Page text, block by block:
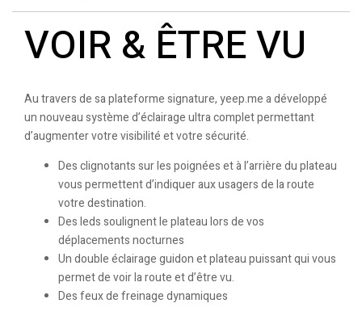
VOIR & ÊTRE VU
Au travers de sa plateforme signature, yeep.me a développé
un nouveau système d’éclairage ultra complet permettant
d’augmenter votre visibilité et votre sécurité.
Des clignotants sur les poignées et à l’arrière du plateau
vous permettent d’indiquer aux usagers de la route
votre destination.
Des leds soulignent le plateau lors de vos
déplacements nocturnes
Un double éclairage guidon et plateau puissant qui vous
permet de voir la route et d’être vu.
Des feux de freinage dynamiques